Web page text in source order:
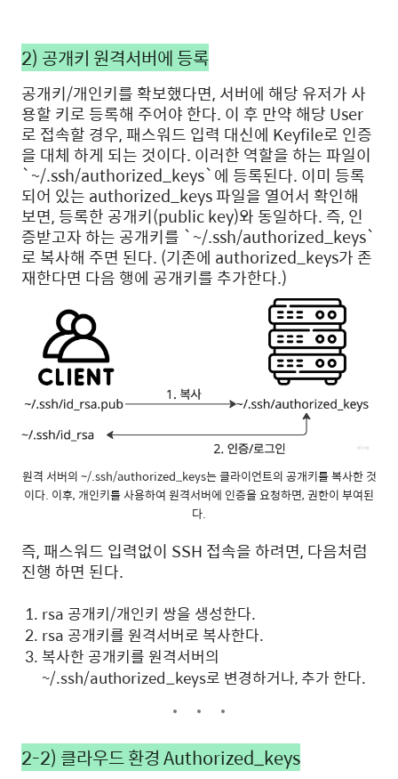
2) 공개키 원격서버에 등록
공개키/개인키를 확보했다면, 서버에 해당 유저가 사
용할 키로 등록해 주어야 한다. 이 후 만약 해당 User
로 접속할 경우, 패스워드 입력 대신에 Keyfile로 인증
을 대체 하게 되는 것이다. 이러한 역할을 하는 파일이
`~/.ssh/authorized_keys`에 등록된다. 이미 등록
되어 있는 authorized_keys 파일을 열어서 확인해
보면, 등록한 공개키(public key)와 동일하다. 즉, 인
증받고자 하는 공개키를 `~/.ssh/authorized_keys`
로 복사해 주면 된다. (기존에 authorized_keys가 존
재한다면 다음 행에 공개키를 추가한다.)
원격 서버의 ~/.ssh/authorized_keys는 클라이언트의 공개키를 복사한 것
이다. 이후, 개인키를 사용하여 원격서버에 인증을 요청하면, 권한이 부여된
다.
즉, 패스워드 입력없이 SSH 접속을 하려면, 다음처럼
진행 하면 된다.
rsa 공개키/개인키 쌍을 생성한다.
rsa 공개키를 원격서버로 복사한다.
복사한 공개키를 원격서버의
~/.ssh/authorized_keys로 변경하거나, 추가 한다.
2-2) 클라우드 환경 Authorized_keys